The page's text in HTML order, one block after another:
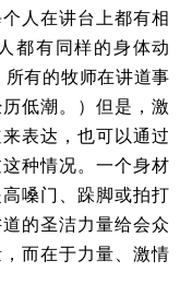
人在讲台上都有相
都有同样的身体动
有的牧师在讲道事
低潮。）但是，激
表达，也可以通过
种情况。一个身材
嗓门、跺脚或拍打
的圣洁力量给会众
而在于力量、激情